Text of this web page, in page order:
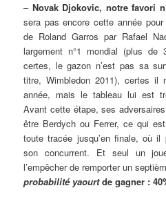
– Novak Djokovic, notre favori
sera pas encore cette année
de Roland Garros par Rafael
largement n°1 mondial (plus de
certes, le gazon n’est pas sa
titre, Wimbledon 2011), certes il
année, mais le tableau lui est
Avant cette étape, ses
être Berdych ou Ferrer, ce qui
toute tracée jusqu’en finale, où
son concurrent. Et seul un
l’empêcher de remporter un
probabilité yaourtde gagner :